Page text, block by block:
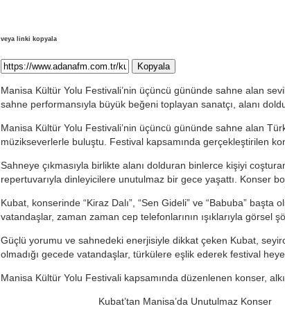
veya linki kopyala
Kopyala
Manisa Kültür Yolu Festivali’nin üçüncü gününde sahne alan
sahne performansıyla büyük beğeni toplayan sanatçı, alanı
Manisa Kültür Yolu Festivali’nin üçüncü gününde sahne alan
müzikseverlerle buluştu. Festival kapsamında gerçekleştirilen
Sahneye çıkmasıyla birlikte alanı dolduran binlerce kişiyi
repertuvarıyla dinleyicilere unutulmaz bir gece yaşattı. Konser
Kubat, konserinde “Kiraz Dalı”, “Sen Gideli” ve “Babuba”
vatandaşlar, zaman zaman cep telefonlarının ışıklarıyla görsel
Güçlü yorumu ve sahnedeki enerjisiyle dikkat çeken Kubat,
olmadığı gecede vatandaşlar, türkülere eşlik ederek festival
Manisa Kültür Yolu Festivali kapsamında düzenlenen konser,
Kubat’tan Manisa’da Unutulmaz Konser